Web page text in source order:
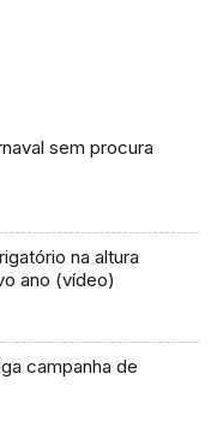
sem procura
na altura
ano (vídeo)
campanha de